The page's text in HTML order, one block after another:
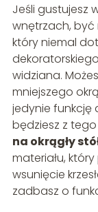
Jeśli gustujesz
wnętrzach, być
który niemal
widziana.
mniejszego
jedynie funkcję
będziesz z
na okrągły
materiału,
wsunięcie
zadbasz o